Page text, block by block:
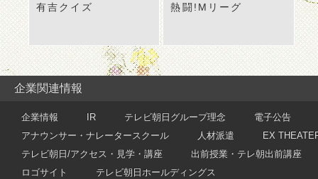
有吉クイズ 熱闘!Mリーグ
企業関連情報
企業情報 IR テレビ朝日グループ理念
電子公告
アナウンサー・ナレータースクール
人材派遣
EX
テレビ朝日/アクセス・見学・講座
出前授業・テレ朝出前講座
ロゴサイト
テレビ朝日ホールディングス